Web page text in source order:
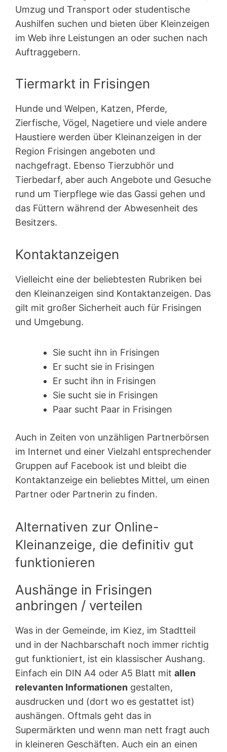
Umzug und Transport oder studentische
Aushilfen suchen und bieten über Kleinzeigen
im Web ihre Leistungen an oder suchen nach
Auftraggebern.
Tiermarkt in Frisingen
Hunde und Welpen, Katzen, Pferde,
Zierfische, Vögel, Nagetiere und viele andere
Haustiere werden über Kleinanzeigen in der
Region Frisingen angeboten und
nachgefragt. Ebenso Tierzubhör und
Tierbedarf, aber auch Angebote und Gesuche
rund um Tierpflege wie das Gassi gehen und
das Füttern während der Abwesenheit des
Besitzers.
Kontaktanzeigen
Vielleicht eine der beliebtesten Rubriken bei
den Kleinanzeigen sind Kontakt­anzeigen. Das
gilt mit großer Sicherheit auch für Frisingen
und Umgebung.
Sie sucht ihn in Frisingen
Er sucht sie in Frisingen
Er sucht ihn in Frisingen
Sie sucht sie in Frisingen
Paar sucht Paar in Frisingen
Auch in Zeiten von unzähligen Partnerbörsen
im Internet und einer Vielzahl entsprechender
Gruppen auf Facebook ist und bleibt die
Kontaktanzeige ein beliebtes Mittel, um einen
Partner oder Partnerin zu finden.
Alternativen zur Online-
Kleinanzeige, die definitiv gut
funktionieren
Aushänge in Frisingen
anbringen / verteilen
Was in der Gemeinde, im Kiez, im Stadtteil
und in der Nachbarschaft noch immer richtig
gut funktioniert, ist ein klassischer Aushang.
Einfach ein DIN A4 oder A5 Blatt mit allen
relevanten Informationen gestalten,
ausdrucken und (dort wo es gestattet ist)
aushängen. Oftmals geht das in
Supermärkten und wenn man nett fragt auch
in kleineren Geschäften. Auch ein an einen